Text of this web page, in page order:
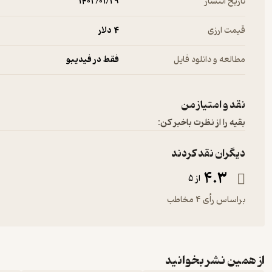
قیمت ارزی 4 دلار
مطالعه و دانلود فایل فقط در فیدیبو
نقد و امتیاز من
بقیه را از نظرت باخبر کن:
دیگران نقد کردند
4.3 از 5
براساس رأی 4 مخاطب
از همین نشر بخوانید